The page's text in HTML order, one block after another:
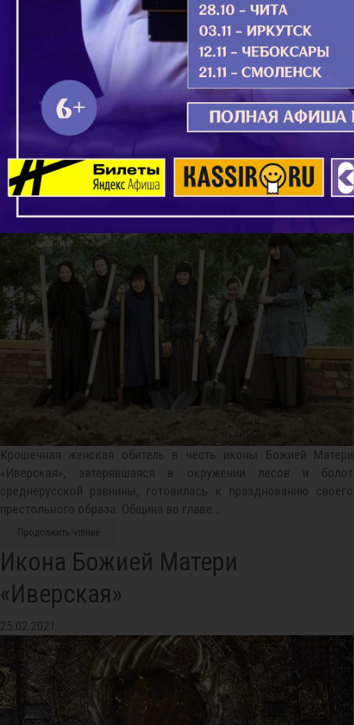
Щелкает выключатель, и храм погружается в полутьму. Бабушка
в белом платке спешно задувает свечки на подсвечнике. Почти
темно, только уличный свет из окон да свечка в...
Продолжить чтение
«Помни свою первую любовь»
25.02.2021
Крошечная женская обитель в честь иконы Божией Матери
«Иверская», затерявшаяся в окружении лесов и болот
среднерусской равнины, готовилась к празднованию своего
престольного образа. Община во главе...
Продолжить чтение
Икона Божией Матери
«Иверская»
25.02.2021